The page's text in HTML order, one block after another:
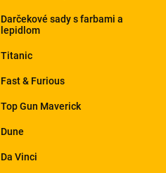
Darčekové sady s farbami a
lepidlom
Titanic
Fast & Furious
Top Gun Maverick
Dune
Da Vinci